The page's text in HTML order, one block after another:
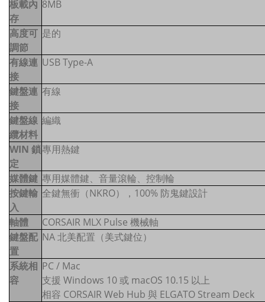
板載內
存
8MB
高度可
調節
是的
有線連
接
USB Type-A
鍵盤連
接
有線
鍵盤線
纜材料
編織
WIN 鎖
定
專用熱鍵
媒體鍵 專用媒體鍵、音量滾輪、控制輪
按鍵輸
入
全鍵無衝（NKRO），100% 防鬼鍵設計
軸體
CORSAIR MLX Pulse 機械軸
鍵盤配
置
NA 北美配置（美式鍵位）
系統相
容
PC / Mac
支援 Windows 10 或 macOS 10.15 以上
相容 CORSAIR Web Hub 與 ELGATO Stream Deck